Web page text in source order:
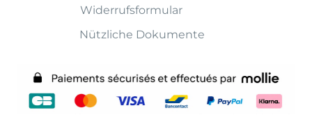
Widerrufsformular
Nützliche Dokumente